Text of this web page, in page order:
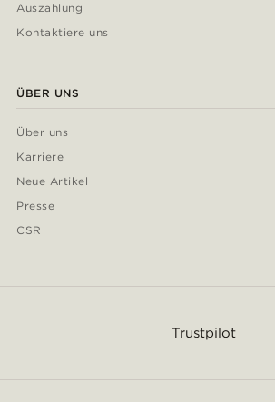
Auszahlung
Kontaktiere uns
ÜBER UNS
Über uns
Karriere
Neue Artikel
Presse
CSR
Trustpilot